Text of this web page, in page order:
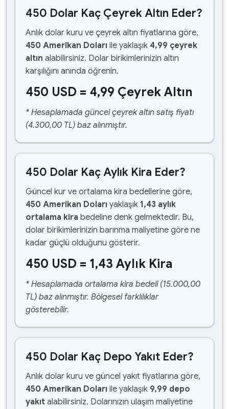
450 Dolar Kaç Çeyrek Altın Eder?
Anlık dolar kuru ve çeyrek altın fiyatlarına göre,
450 Amerikan Doları ile yaklaşık 4,99 çeyrek
altın alabilirsiniz. Dolar birikimlerinizin altın
karşılığını anında öğrenin.
450 USD = 4,99 Çeyrek Altın
* Hesaplamada güncel çeyrek altın satış fiyatı
(4.300,00 TL) baz alınmıştır.
450 Dolar Kaç Aylık Kira Eder?
Güncel kur ve ortalama kira bedellerine göre,
450 Amerikan Doları yaklaşık 1,43 aylık
ortalama kira bedeline denk gelmektedir. Bu,
dolar birikimlerinizin barınma maliyetine göre ne
kadar güçlü olduğunu gösterir.
450 USD = 1,43 Aylık Kira
* Hesaplamada ortalama kira bedeli (15.000,00
TL) baz alınmıştır. Bölgesel farklılıklar
gösterebilir.
450 Dolar Kaç Depo Yakıt Eder?
Anlık dolar kuru ve güncel yakıt fiyatlarına göre,
450 Amerikan Doları ile yaklaşık 9,99 depo
yakıt alabilirsiniz. Dolarınızın ulaşım maliyetine